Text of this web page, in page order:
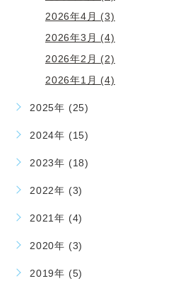
2026年4月 (3)
2026年3月 (4)
2026年2月 (2)
2026年1月 (4)
2025年 (25)
2024年 (15)
2023年 (18)
2022年 (3)
2021年 (4)
2020年 (3)
2019年 (5)